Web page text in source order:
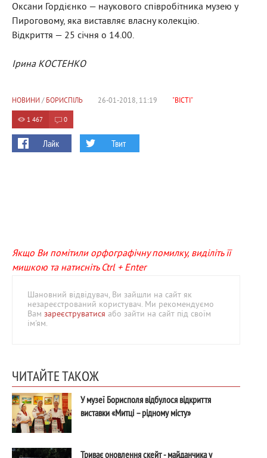
Оксани Гордієнко — наукового співробітника музею у
Пироговому, яка виставляє власну колекцію.
Відкриття — 25 січня о 14.00.
Ірина КОСТЕНКО
НОВИНИ/ БОРИСПІЛЬ 26-01-2018, 11:19 "ВІСТІ"
1 467 0
Лайк Твит
Якщо Ви помітили орфографічну помилку, виділіть її
мишкою та натисніть Ctrl + Enter
Шановний відвідувач, Ви зайшли на сайт як
незареєстрований користувач. Ми рекомендуємо
Вам зареєструватися або зайти на сайт під своїм
ім'ям.
ЧИТАЙТЕ ТАКОЖ
У музеї Борисполя відбулося відкриття
виставки «Митці – рідному місту»
Триває оновлення скейт - майданчика у